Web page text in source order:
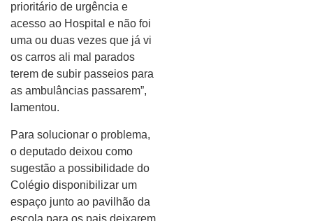
prioritário de urgência e
acesso ao Hospital e não foi
uma ou duas vezes que já vi
os carros ali mal parados
terem de subir passeios para
as ambulâncias passarem”,
lamentou.
Para solucionar o problema,
o deputado deixou como
sugestão a possibilidade do
Colégio disponibilizar um
espaço junto ao pavilhão da
escola para os pais deixarem